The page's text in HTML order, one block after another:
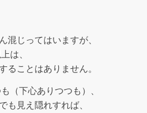
混じってはいますが、
は、
ることはありません。
（下心ありつつも）、
も見え隠れすれば、